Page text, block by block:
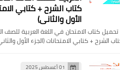
كتاب الشرح + كتابي
الأول والثاني)
الشرح + كتابي الامتحانات (الجزء الأول
01 أغسطس 2025